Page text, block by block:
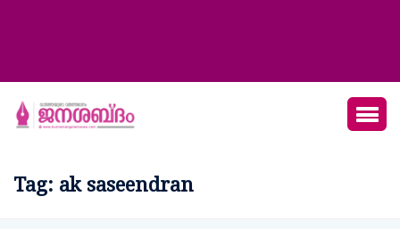
Tag: ak saseendran